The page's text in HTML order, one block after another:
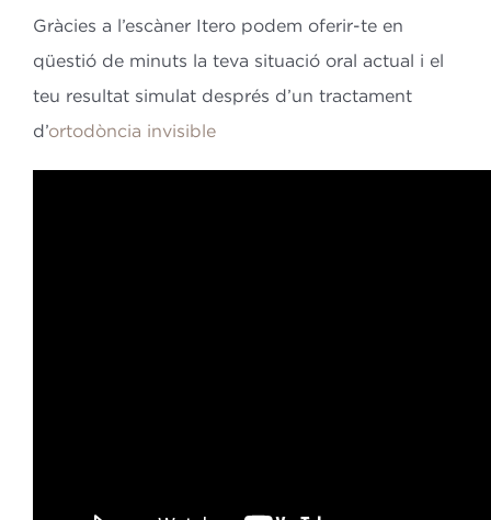
Gràcies a l’escàner Itero podem oferir-te en
qüestió de minuts la teva situació oral actual i el
teu resultat simulat després d’un tractament
d’ortodòncia invisible